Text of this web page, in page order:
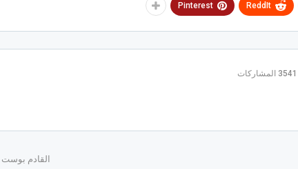
ReddIt
Pinterest
3541 المشاركات
القادم بوست